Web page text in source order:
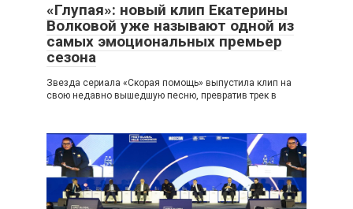
«Глупая»: новый клип Екатерины
Волковой уже называют одной из
самых эмоциональных премьер
сезона
Звезда сериала «Скорая помощь» выпустила клип на
свою недавно вышедшую песню, превратив трек в